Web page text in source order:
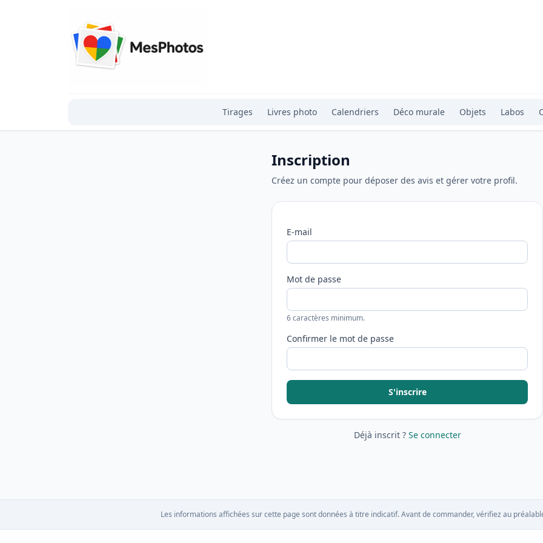
Tirages Livres photo Calendriers Déco murale Objets Labos
Inscription
Créez un compte pour déposer des avis et gérer votre profil.
E-mail
Mot de passe
6 caractères minimum.
Confirmer le mot de passe
S'inscrire
Déjà inscrit ? Se connecter
Les informations affichées sur cette page sont données à titre indicatif. Avant de commander, vérifiez au